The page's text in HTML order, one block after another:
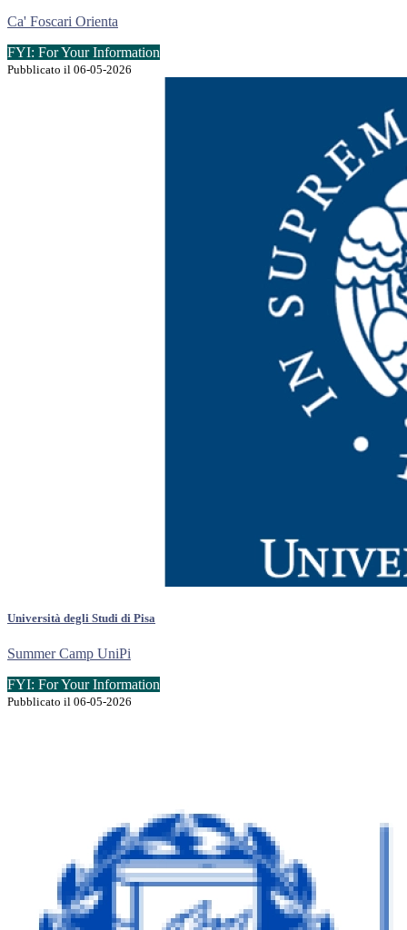
Ca' Foscari Orienta
FYI: For Your Information
Pubblicato il 06-05-2026
Università degli Studi di Pisa
Summer Camp UniPi
FYI: For Your Information
Pubblicato il 06-05-2026